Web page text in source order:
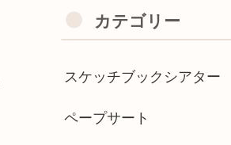
カテゴリー
スケッチブックシアター
ペープサート